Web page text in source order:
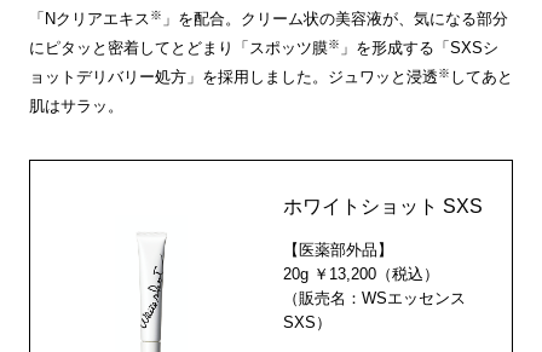
「Nクリアエキス ※ 」を配合。クリーム状の美容液が、気になる部分
にピタッと密着してとどまり「スポッツ膜※ 」を形成する「SXSシ
ョットデリバリー処方」を採用しました。ジュワッと浸透※ してあと
肌はサラッ。
ホワイトショット SXS
【医薬部外品】
20g ￥13,200（税込）
（販売名：WSエッセンス
SXS）